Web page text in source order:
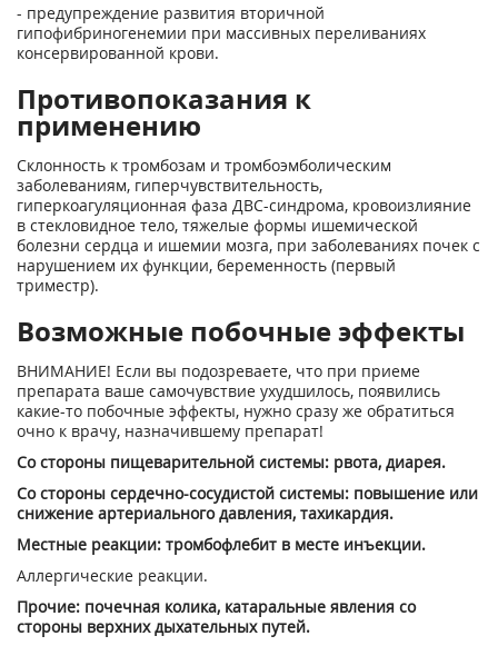
- предупреждение развития вторичной
гипофибриногенемии при массивных переливаниях
консервированной крови.
Противопоказания к
применению
Склонность к тромбозам и тромбоэмболическим
заболеваниям, гиперчувствительность,
гиперкоагуляционная фаза ДВС-синдрома, кровоизлияние
в стекловидное тело, тяжелые формы ишемической
болезни сердца и ишемии мозга, при заболеваниях почек с
нарушением их функции, беременность (первый
триместр).
Возможные побочные эффекты
ВНИМАНИЕ! Если вы подозреваете, что при приеме
препарата ваше самочувствие ухудшилось, появились
какие-то побочные эффекты, нужно сразу же обратиться
очно к врачу, назначившему препарат!
Со стороны пищеварительной системы: рвота, диарея.
Со стороны сердечно-сосудистой системы: повышение или
снижение артериального давления, тахикардия.
Местные реакции: тромбофлебит в месте инъекции.
Аллергические реакции.
Прочие: почечная колика, катаральные явления со
стороны верхних дыхательных путей.